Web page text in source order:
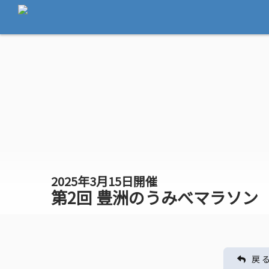
2025年3月15日開催
第2回 豊洲のうみべマラソン
戻